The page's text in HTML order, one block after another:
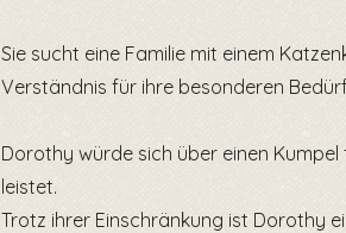
Sie sucht eine Familie mit einem
Verständnis für ihre besonderen
Dorothy würde sich über einen
leistet.
Trotz ihrer Einschränkung ist Dorothy